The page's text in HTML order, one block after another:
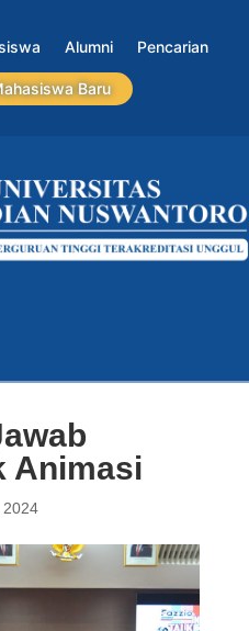
Alumni Pencarian
Baru
Animasi